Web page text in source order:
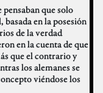
que solo
en la posesión
de la verdad
en la cuenta de que
que el contrario y
los alemanes se
viéndose los